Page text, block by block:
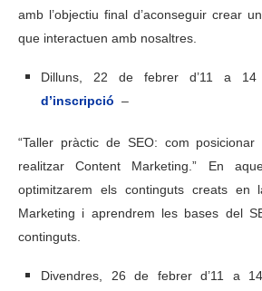
amb l’objectiu final d’aconseguir crear
que interactuen amb nosaltres.
Dilluns, 22 de febrer d’11 a
d’inscripció –
“Taller pràctic de SEO: com
realitzar Content Marketing.” En
optimitzarem els continguts creats en
Marketing i aprendrem les bases del
continguts.
Divendres, 26 de febrer d’11 a